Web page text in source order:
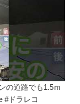
の道路でも1.5ｍ
#ドラレコ